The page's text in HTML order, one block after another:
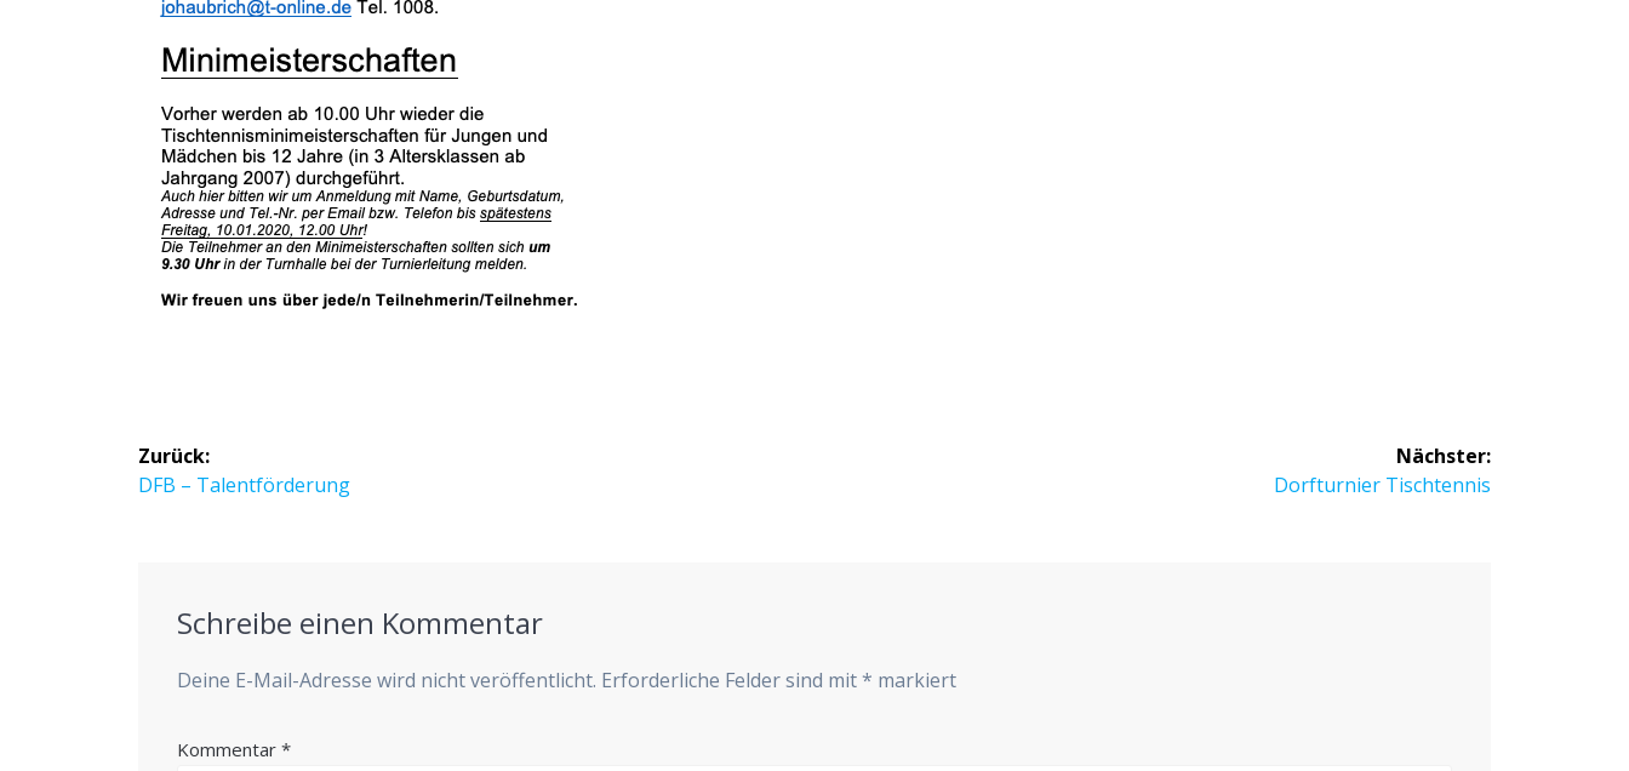
Beitragsnavigation
Zurück:
Vorheriger
DFB – Talentförderung
Nächster:
Nächster
Dorfturnier Tischtennis
Schreibe einen Kommentar
Deine E-Mail-Adresse wird nicht veröffentlicht. Erforderliche Felder sind mit* markiert
Kommentar*